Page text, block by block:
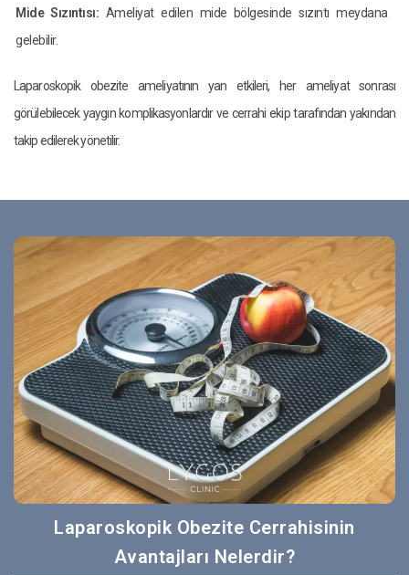
Mide Sızıntısı: Ameliyat edilen mide bölgesinde sızıntı meydana
gelebilir.
Laparoskopik obezite ameliyatının yan etkileri, her ameliyat sonrası
görülebilecek yaygın komplikasyonlardır ve cerrahi ekip tarafından yakından
takip edilerek yönetilir.
Laparoskopik Obezite Cerrahisinin
Avantajları Nelerdir?